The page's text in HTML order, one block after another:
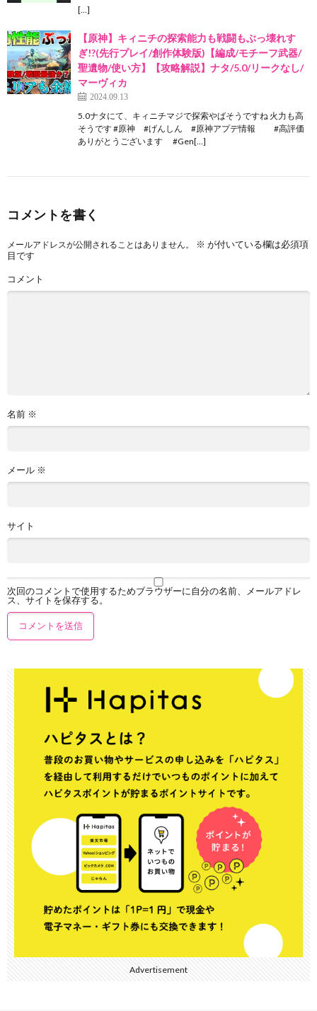
[…]
【原神】キィニチの探索能力も戦闘もぶっ壊れす
ぎ!?(先行プレイ/創作体験版)【編成/モチーフ武器/
聖遺物/使い方】【攻略解説】ナタ/5.0/リークなし/
マーヴィカ
2024.09.13
5.0ナタにて、キィニチマジで探索やばそうですね 火力も高
そうです #原神 #げんしん #原神アプデ情報 #高評価
ありがとうございます #Gen[…]
コメントを書く
メールアドレスが公開されることはありません。 ※ が付いている欄は必須項
目です
コメント
名前 ※
メール ※
サイト
次回のコメントで使用するためブラウザーに自分の名前、メールアドレ
ス、サイトを保存する。
Advertisement